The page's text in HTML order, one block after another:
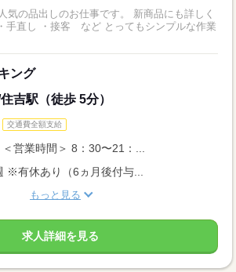
気の品出しのお仕事です。 新商品にも詳しく
ング
吉駅（徒歩 5分）
交通費全額支給
営業時間＞ 8：30〜21：...
※有休あり（6ヵ月後付与...
もっと見る
求人詳細を見る